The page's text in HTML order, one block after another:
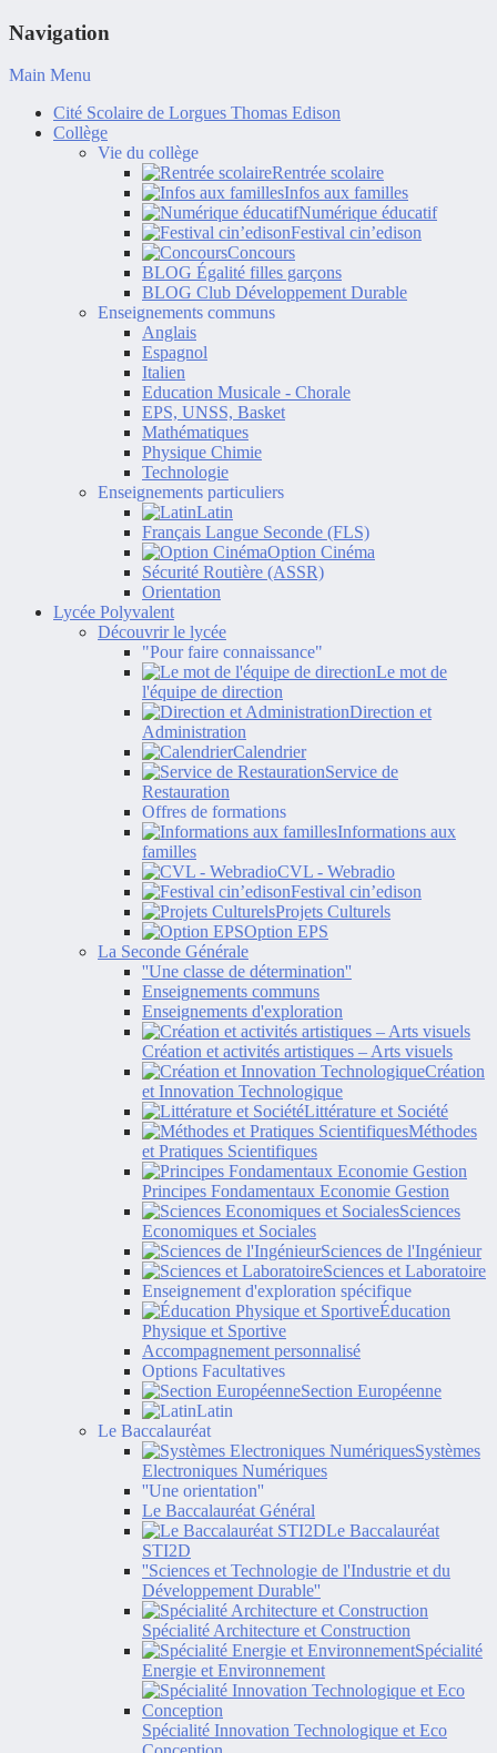
Navigation
Main Menu
Cité Scolaire de Lorgues Thomas Edison
Collège
Vie du collège
Rentrée scolaire
Infos aux familles
Numérique éducatif
Festival cin’edison
Concours
BLOG Égalité filles garçons
BLOG Club Développement Durable
Enseignements communs
Anglais
Espagnol
Italien
Education Musicale - Chorale
EPS, UNSS, Basket
Mathématiques
Physique Chimie
Technologie
Enseignements particuliers
Latin
Français Langue Seconde (FLS)
Option Cinéma
Sécurité Routière (ASSR)
Orientation
Lycée Polyvalent
Découvrir le lycée
"Pour faire connaissance"
Le mot de
l'équipe de direction
Direction et
Administration
Calendrier
Service de
Restauration
Offres de formations
Informations aux
familles
CVL - Webradio
Festival cin’edison
Projets Culturels
Option EPS
La Seconde Générale
''Une classe de détermination''
Enseignements communs
Enseignements d'exploration
Création et activités artistiques – Arts visuels
Création
et Innovation Technologique
Littérature et Société
Méthodes
et Pratiques Scientifiques
Principes Fondamentaux Economie Gestion
Sciences
Economiques et Sociales
Sciences de l'Ingénieur
Sciences et Laboratoire
Enseignement d'exploration spécifique
Éducation
Physique et Sportive
Accompagnement personnalisé
Options Facultatives
Section Européenne
Latin
Le Baccalauréat
Systèmes
Electroniques Numériques
''Une orientation''
Le Baccalauréat Général
Le Baccalauréat
STI2D
''Sciences et Technologie de l'Industrie et du
Développement Durable''
Spécialité Architecture et Construction
Spécialité
Energie et Environnement
Spécialité Innovation Technologique et Eco